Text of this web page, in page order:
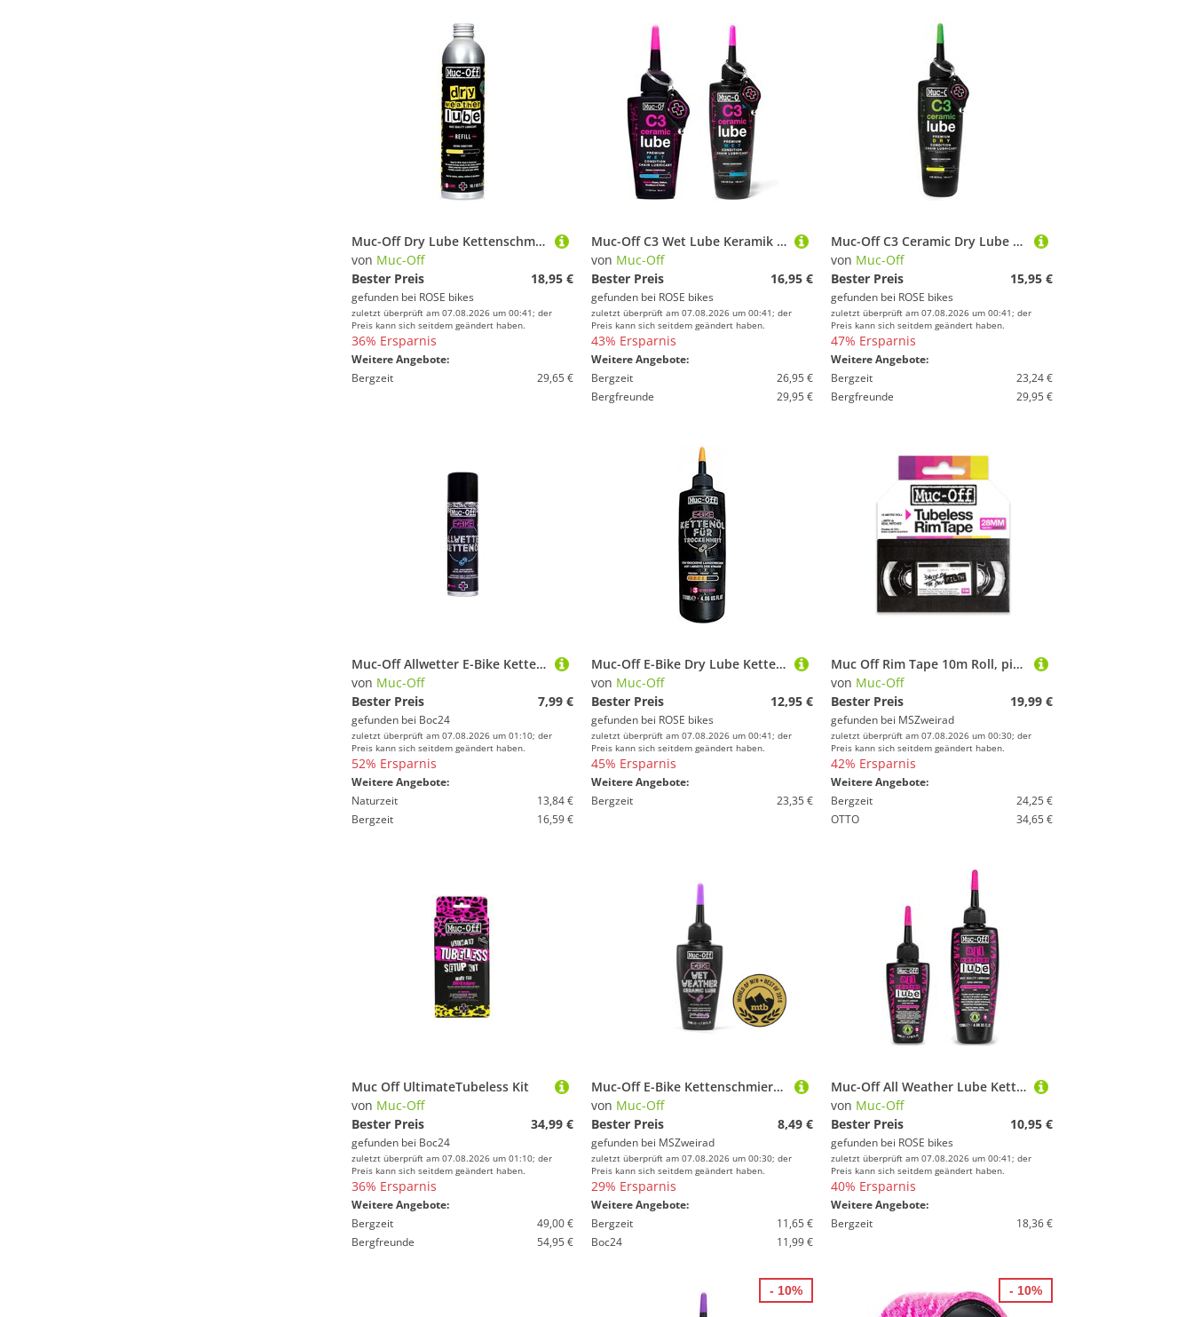
Muc-Off Dry Lube Kettenschmiermittel
von Muc-Off
Bester Preis
18,95 €
gefunden bei ROSE bikes
zuletzt überprüft am 07.08.2026 um 00:41; der
Preis kann sich seitdem geändert haben.
36% Ersparnis
Weitere Angebote:
Bergzeit
29,65 €
Muc-Off C3 Wet Lube Keramik Kettenöl inkl. UV-Lampe
von Muc-Off
Bester Preis
16,95 €
gefunden bei ROSE bikes
zuletzt überprüft am 07.08.2026 um 00:41; der
Preis kann sich seitdem geändert haben.
43% Ersparnis
Weitere Angebote:
Bergzeit
26,95 €
Bergfreunde
29,95 €
Muc-Off C3 Ceramic Dry Lube Kettenschmiermittel
von Muc-Off
Bester Preis
15,95 €
gefunden bei ROSE bikes
zuletzt überprüft am 07.08.2026 um 00:41; der
Preis kann sich seitdem geändert haben.
47% Ersparnis
Weitere Angebote:
Bergzeit
23,24 €
Bergfreunde
29,95 €
Muc-Off Allwetter E-Bike Kettenöl
von Muc-Off
Bester Preis
7,99 €
gefunden bei Boc24
zuletzt überprüft am 07.08.2026 um 01:10; der
Preis kann sich seitdem geändert haben.
52% Ersparnis
Weitere Angebote:
Naturzeit
13,84 €
Bergzeit
16,59 €
Muc-Off E-Bike Dry Lube Kettenschmiermittel
von Muc-Off
Bester Preis
12,95 €
gefunden bei ROSE bikes
zuletzt überprüft am 07.08.2026 um 00:41; der
Preis kann sich seitdem geändert haben.
45% Ersparnis
Weitere Angebote:
Bergzeit
23,35 €
Muc Off Rim Tape 10m Roll, pink - 35 mm
von Muc-Off
Bester Preis
19,99 €
gefunden bei MSZweirad
zuletzt überprüft am 07.08.2026 um 00:30; der
Preis kann sich seitdem geändert haben.
42% Ersparnis
Weitere Angebote:
Bergzeit
24,25 €
OTTO
34,65 €
Muc Off UltimateTubeless Kit
von Muc-Off
Bester Preis
34,99 €
gefunden bei Boc24
zuletzt überprüft am 07.08.2026 um 01:10; der
Preis kann sich seitdem geändert haben.
36% Ersparnis
Weitere Angebote:
Bergzeit
49,00 €
Bergfreunde
54,95 €
Muc-Off E-Bike Kettenschmiermittel Wet Lube 50 ml
von Muc-Off
Bester Preis
8,49 €
gefunden bei MSZweirad
zuletzt überprüft am 07.08.2026 um 00:30; der
Preis kann sich seitdem geändert haben.
29% Ersparnis
Weitere Angebote:
Bergzeit
11,65 €
Boc24
11,99 €
Muc-Off All Weather Lube Kettenöl
von Muc-Off
Bester Preis
10,95 €
gefunden bei ROSE bikes
zuletzt überprüft am 07.08.2026 um 00:41; der
Preis kann sich seitdem geändert haben.
40% Ersparnis
Weitere Angebote:
Bergzeit
18,36 €
- 10% - 10%